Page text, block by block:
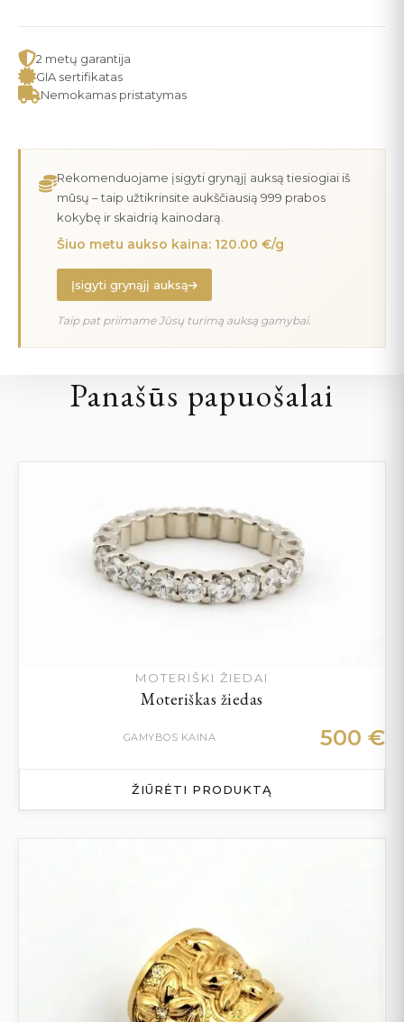
2 metų garantija
GIA sertifikatas
Nemokamas pristatymas
Rekomenduojame įsigyti grynąjį auksą tiesiogiai iš
mūsų – taip užtikrinsite aukščiausią 999 prabos
kokybę ir skaidrią kainodarą.
Šiuo metu aukso kaina: 120.00 €/g
Įsigyti grynąjį auksą
Taip pat priimame Jūsų turimą auksą gamybai.
Panašūs papuošalai
MOTERIŠKI ŽIEDAI
Moteriškas žiedas
GAMYBOS KAINA 500 €
ŽIŪRĖTI PRODUKTĄ